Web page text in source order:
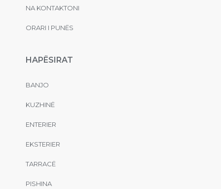
NA KONTAKTONI
ORARI I PUNËS
HAPËSIRAT
BANJO
KUZHINË
ENTERIER
EKSTERIER
TARRACË
PISHINA